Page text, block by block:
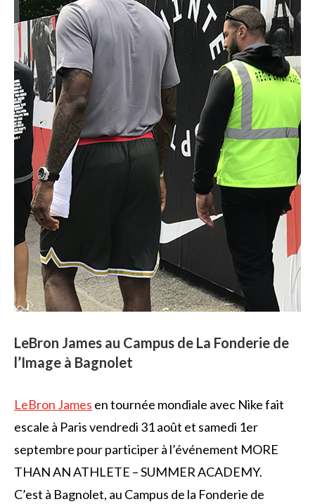
LeBron James au Campus de La Fonderie de
l’Image à Bagnolet
LeBron James en tournée mondiale avec Nike fait
escale à Paris vendredi 31 août et samedi 1er
septembre pour participer à l’événement MORE
THAN AN ATHLETE – SUMMER ACADEMY.
C’est à Bagnolet, au Campus de la Fonderie de